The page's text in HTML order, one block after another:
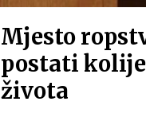
Mjesto
postati
života